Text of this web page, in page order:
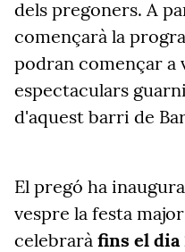
dels pregoners. A
començarà la
podran començar a
espectaculars
d'aquest barri de
El pregó ha
vespre la festa
celebrarà fins el dia